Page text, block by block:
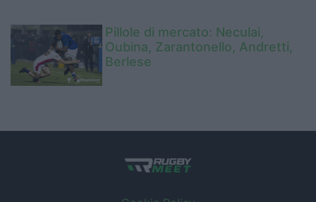
Pillole di mercato: Neculai,
Oubina, Zarantonello, Andretti,
Berlese